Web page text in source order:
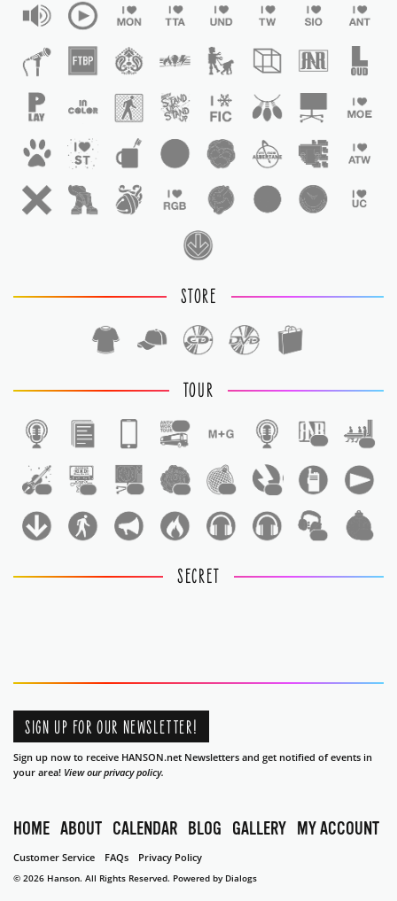
STORE
TOUR
SECRET
SIGN UP FOR OUR NEWSLETTER!
Sign up now to receive HANSON.net Newsletters and get notified of events in
your area! View our privacy policy.
HOME ABOUT CALENDAR BLOG GALLERY MY ACCOUNT
Customer Service FAQs Privacy Policy
© 2026 Hanson. All Rights Reserved. Powered by Dialogs